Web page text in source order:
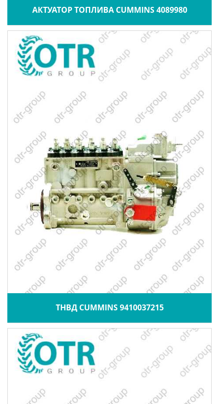
АКТУАТОР ТОПЛИВА CUMMINS 4089980
ТНВД CUMMINS 9410037215